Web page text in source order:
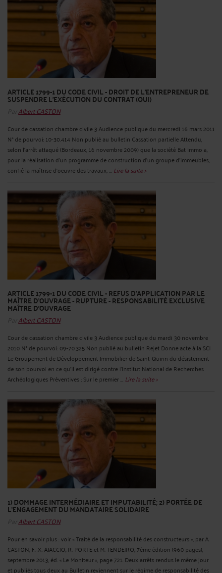
ARTICLE 1799-1 DU CODE CIVIL - DROIT DE L'ENTREPRENEUR DE
SUSPENDRE L'EXÉCUTION DU CONTRAT (OUI)
ParAlbert CASTON
Cour de cassation chambre civile 3 Audience publique du mercredi 16 mars 2011
N° de pourvoi: 10-30.414 Non publié au bulletin Cassation partielle Attendu,
selon l'arrêt attaqué (Bordeaux, 16 novembre 2009) que la société Bat immo a,
pour la réalisation d'un programme de construction d'un groupe d'immeubles,
confié la maîtrise d'oeuvre des travaux, ... Lire la suite >
ARTICLE 1799-1 DU CODE CIVIL - REFUS D'APPLICATION PAR LE
MAÎTRE D'OUVRAGE - RUPTURE - RESPONSABILITÉ EXCLUSIVE
MAÎTRE D'OUVRAGE
ParAlbert CASTON
Cour de cassation chambre civile 3 Audience publique du mardi 30 novembre
2010 N° de pourvoi: 09-70.325 Non publié au bulletin Rejet Donne acte à la SCI
Le Groupement de Développement Immobilier de Saint-Quirin du désistement
de son pourvoi en ce qu'il est dirigé contre l'Institut National de Recherches
Archéologiques Préventives ; Sur le premier ... Lire la suite >
1) DOMMAGE INTERMÉDIAIRE ET IMPUTABILITÉ; 2) PORTÉE DE
L'ENGAGEMENT DU MANDATAIRE SOLIDAIRE
ParAlbert CASTON
Pour en savoir plus : voir « Traité de la responsabilité des constructeurs », par A.
CASTON, F.-X. AJACCIO, R. PORTE et M. TENDEIRO, 7ème édition (960 pages),
septembre 2013, éd. « Le Moniteur », page 721. Deux arrêts rendus le même jour
et publiés tous deux au Bulletin reviennent sur le régime de responsabilité des